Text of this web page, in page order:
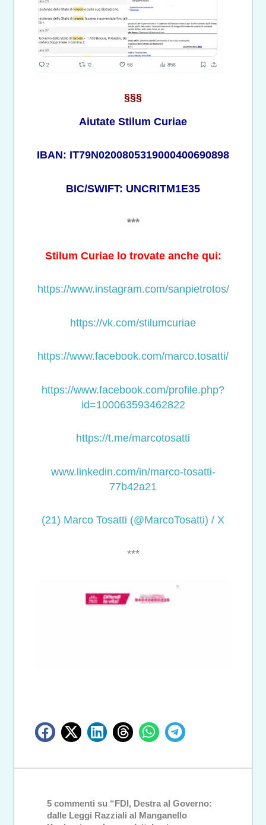
§§§
Aiutate Stilum Curiae
IBAN: IT79N0200805319000400690898
BIC/SWIFT: UNCRITM1E35
***
Stilum Curiae lo trovate anche qui:
https://www.instagram.com/sanpietrotos/
https://vk.com/stilumcuriae
https://www.facebook.com/marco.tosatti/
https://www.facebook.com/profile.php?
id=100063593462822
https://t.me/marcotosatti
www.linkedin.com/in/marco-tosatti-
77b42a21
(21) Marco Tosatti (@MarcoTosatti) / X
***
5 commenti su “FDI, Destra al Governo:
dalle Leggi Razziali al Manganello